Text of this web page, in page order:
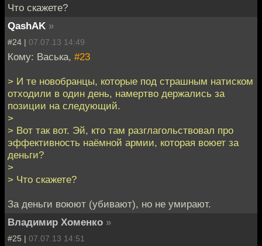
Что скажете?
QashAK »
#24 | 07.07.13 14:49
Кому: Васька, #23
> И те новобранцы, которые под страшным натиском
отходили в один день, намертво держались за
позиции на следующий.
>
> Вот так вот. Эй, кто там разглагольствовал про
эффективность наёмной армии, которая воюет за
деньги?
>
> Что скажете?
За деньги воюют (убивают), но не умирают.
Владимир Хоменко »
#25 | 07.07.13 14:51